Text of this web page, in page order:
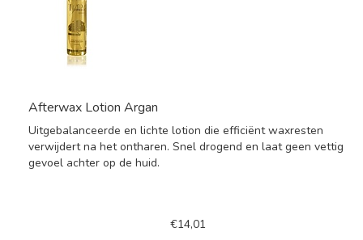
Afterwax Lotion Argan
Uitgebalanceerde en lichte lotion die efficiënt waxresten
verwijdert na het ontharen. Snel drogend en laat geen vettig
gevoel achter op de huid.
€14,01